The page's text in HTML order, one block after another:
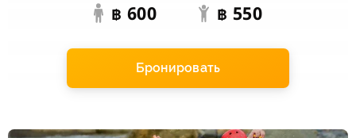
฿ 600 ฿ 550
Бронировать